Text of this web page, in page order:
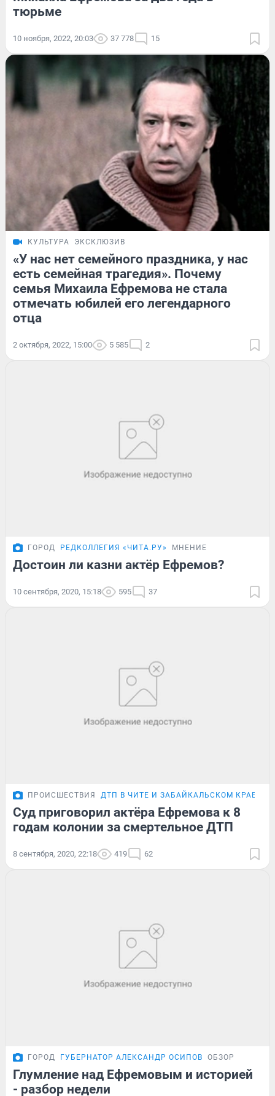
тюрьме
10 ноября, 2022, 20:03 37 778 15
КУЛЬТУРА ЭКСКЛЮЗИВ
«У нас нет семейного праздника, у нас
есть семейная трагедия». Почему
семья Михаила Ефремова не стала
отмечать юбилей его легендарного
отца
2 октября, 2022, 15:00 5 585 2
ГОРОД РЕДКОЛЛЕГИЯ «ЧИТА.РУ» МНЕНИЕ
Достоин ли казни актёр Ефремов?
10 сентября, 2020, 15:18 595 37
ПРОИСШЕСТВИЯ ДТП В ЧИТЕ И ЗАБАЙКАЛЬСКОМ КРАЕ
Суд приговорил актёра Ефремова к 8
годам колонии за смертельное ДТП
8 сентября, 2020, 22:18 419 62
ГОРОД ГУБЕРНАТОР АЛЕКСАНДР ОСИПОВ ОБЗОР
Глумление над Ефремовым и историей
- разбор недели